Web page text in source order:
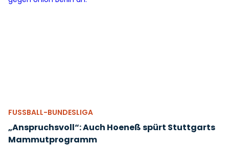
FUSSBALL-BUNDESLIGA
„Anspruchsvoll“: Auch Hoeneß spürt Stuttgarts
Mammutprogramm